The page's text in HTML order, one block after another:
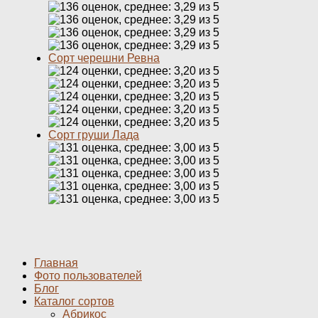
Сорт черешни Ревна
Сорт груши Лада
Главная
Фото пользователей
Блог
Каталог сортов
Абрикос